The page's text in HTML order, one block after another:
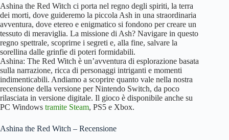
Ashina the Red Witch ci porta nel regno degli spiriti, la terra
dei morti, dove guideremo la piccola Ash in una straordinaria
avventura, dove etereo e enigmatico si fondono per creare un
tessuto di meraviglia. La missione di Ash? Navigare in questo
regno spettrale, scoprirne i segreti e, alla fine, salvare la
sorellina dalle grinfie di poteri formidabili.
Ashina: The Red Witch è un’avventura di esplorazione basata
sulla narrazione, ricca di personaggi intriganti e momenti
indimenticabili. Andiamo a scoprire quanto vale nella nostra
recensione della versione per Nintendo Switch, da poco
rilasciata in versione digitale. Il gioco è disponibile anche su
PC Windows tramite Steam, PS5 e Xbox.
Ashina the Red Witch – Recensione